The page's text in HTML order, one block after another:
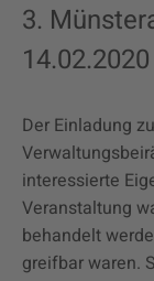
3.
14.02.2020
Der Einladung
interessierte
Veranstaltung
behandelt
greifbar waren.